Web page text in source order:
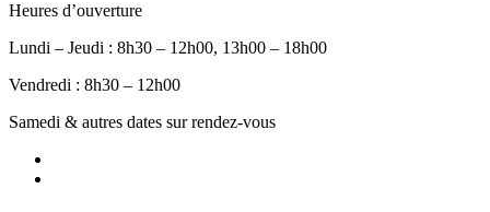
Heures d’ouverture
Lundi – Jeudi : 8h30 – 12h00, 13h00 – 18h00
Vendredi : 8h30 – 12h00
Samedi & autres dates sur rendez-vous